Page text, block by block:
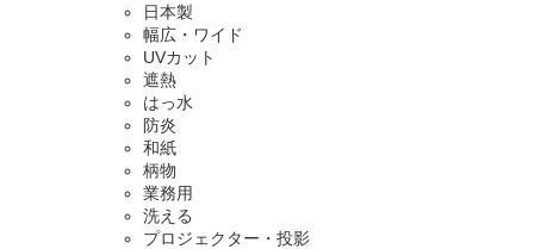
日本製
幅広・ワイド
UVカット
遮熱
はっ水
防炎
和紙
柄物
業務用
洗える
プロジェクター・投影